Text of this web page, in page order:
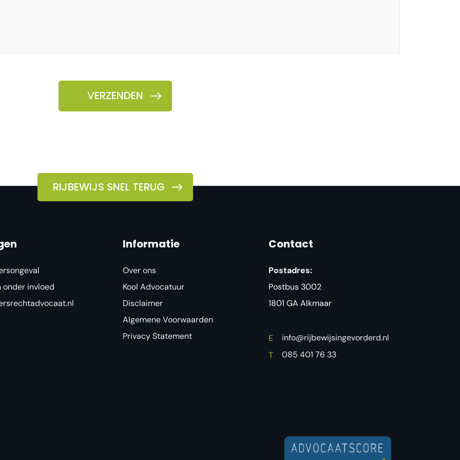
RIJBEWIJS SNEL TERUG
onder invloed
Informatie
Over ons
Kool Advocatuur
Disclaimer
Algemene Voorwaarden
Privacy Statement
Contact
Postadres:
Postbus 3002
1801 GA Alkmaar
E
info@rijbewijsingevorderd.nl
T
085 401 76 33